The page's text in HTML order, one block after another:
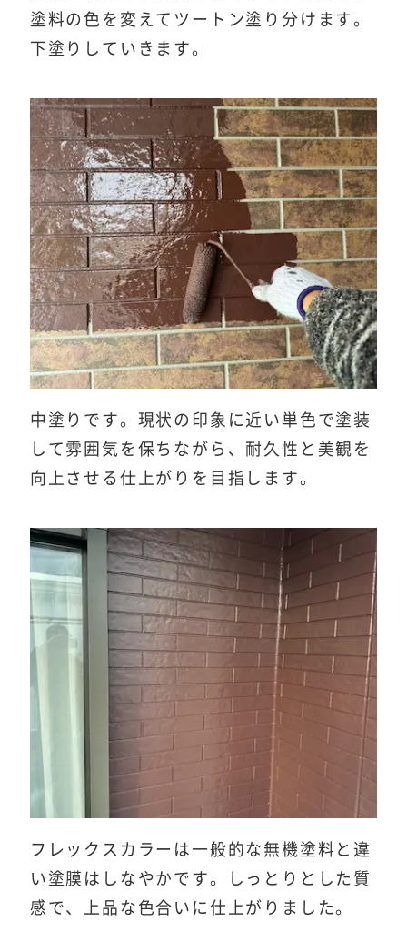
塗料の色を変えてツートン塗り分けます。
下塗りしていきます。
中塗りです。現状の印象に近い単色で塗装
して雰囲気を保ちながら、耐久性と美観を
向上させる仕上がりを目指します。
フレックスカラーは一般的な無機塗料と違
い塗膜はしなやかです。しっとりとした質
感で、上品な色合いに仕上がりました。